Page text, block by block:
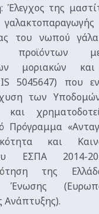
Έλεγχος της
του νωπού
προϊόντων
μοριακών και
5045647) που
των
και
Πρόγραμμα
και
ΕΣΠΑ 2014-
της
Ένωσης
Ανάπτυξης).